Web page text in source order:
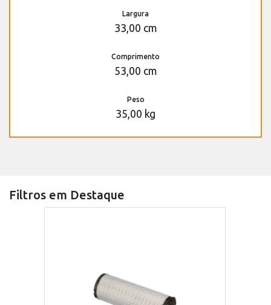
Largura
33,00 cm
Comprimento
53,00 cm
Peso
35,00 kg
Filtros em Destaque